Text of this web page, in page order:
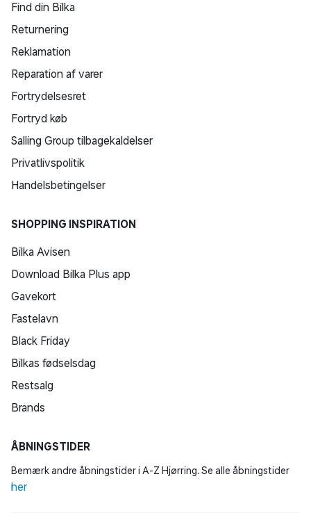
Find din Bilka
Returnering
Reklamation
Reparation af varer
Fortrydelsesret
Fortryd køb
Salling Group tilbagekaldelser
Privatlivspolitik
Handelsbetingelser
SHOPPING INSPIRATION
Bilka Avisen
Download Bilka Plus app
Gavekort
Fastelavn
Black Friday
Bilkas fødselsdag
Restsalg
Brands
ÅBNINGSTIDER
Bemærk andre åbningstider i A-Z Hjørring. Se alle åbningstider
her